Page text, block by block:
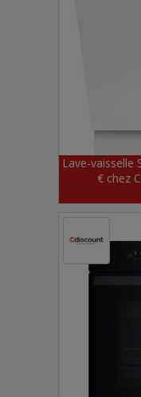
Lave-vaisselle
€ chez